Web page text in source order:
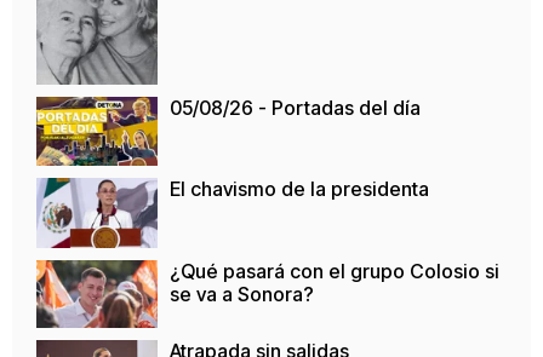
05/08/26 - Portadas del día
El chavismo de la presidenta
¿Qué pasará con el grupo Colosio si
se va a Sonora?
Atrapada sin salidas